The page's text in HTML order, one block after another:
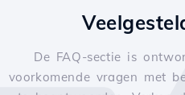
De FAQ-sectie is
voorkomende vragen met